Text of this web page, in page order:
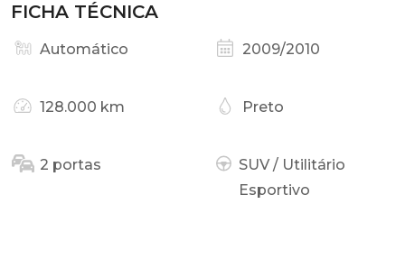
FICHA TÉCNICA
Automático 2009/2010
128.000 km Preto
2 portas
SUV / Utilitário
Esportivo